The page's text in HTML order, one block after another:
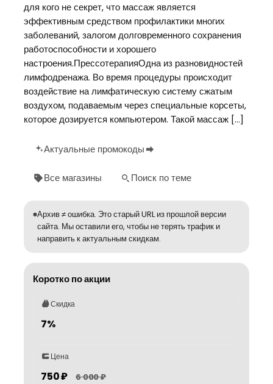
для кого не секрет, что массаж является
эффективным средством профилактики многих
заболеваний, залогом долговременного сохранения
работоспособности и хорошего
настроения.ПрессотерапияОдна из разновидностей
лимфодренажа. Во время процедуры происходит
воздействие на лимфатическую систему сжатым
воздухом, подаваемым через специальные корсеты,
которое дозируется компьютером. Такой массаж […]
Актуальные промокоды
Все магазины Поиск по теме
Архив ≠ ошибка. Это старый URL из прошлой версии
сайта. Мы оставили его, чтобы не терять трафик и
направить к актуальным скидкам.
Коротко по акции
Скидка
7%
Цена
750 ₽ 6 000 ₽